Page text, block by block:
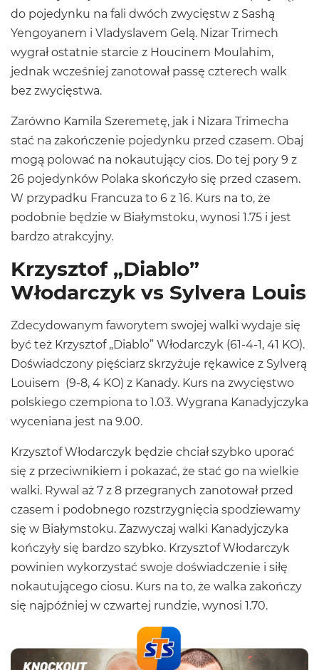
do pojedynku na fali dwóch zwycięstw z Sashą
Yengoyanem i Vladyslavem Gelą. Nizar Trimech
wygrał ostatnie starcie z Houcinem Moulahim,
jednak wcześniej zanotował passę czterech walk
bez zwycięstwa.
Zarówno Kamila Szeremetę, jak i Nizara Trimecha
stać na zakończenie pojedynku przed czasem. Obaj
mogą polować na nokautujący cios. Do tej pory 9 z
26 pojedynków Polaka skończyło się przed czasem.
W przypadku Francuza to 6 z 16. Kurs na to, że
podobnie będzie w Białymstoku, wynosi 1.75 i jest
bardzo atrakcyjny.
Krzysztof „Diablo”
Włodarczyk vs Sylvera Louis
Zdecydowanym faworytem swojej walki wydaje się
być też Krzysztof „Diablo” Włodarczyk (61-4-1, 41 KO).
Doświadczony pięściarz skrzyżuje rękawice z Sylverą
Louisem (9-8, 4 KO) z Kanady. Kurs na zwycięstwo
polskiego czempiona to 1.03. Wygrana Kanadyjczyka
wyceniana jest na 9.00.
Krzysztof Włodarczyk będzie chciał szybko uporać
się z przeciwnikiem i pokazać, że stać go na wielkie
walki. Rywal aż 7 z 8 przegranych zanotował przed
czasem i podobnego rozstrzygnięcia spodziewamy
się w Białymstoku. Zazwyczaj walki Kanadyjczyka
kończyły się bardzo szybko. Krzysztof Włodarczyk
powinien wykorzystać swoje doświadczenie i siłę
nokautującego ciosu. Kurs na to, że walka zakończy
się najpóźniej w czwartej rundzie, wynosi 1.70.